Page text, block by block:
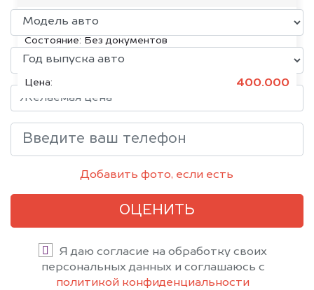
Volkswagen Jetta, 2015
Состояние: Без документов
Цена: 400.000
Добавить фото, если есть
ОЦЕНИТЬ
Я даю согласие на обработку своих
персональных данных и соглашаюсь с
политикой конфиденциальности